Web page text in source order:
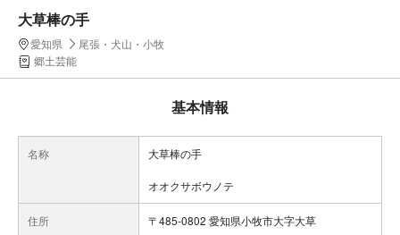
大草棒の手
愛知県
尾張・犬山・小牧
郷土芸能
基本情報
名称 大草棒の手
オオクサボウノテ
住所 〒485-0802 愛知県小牧市大字大草